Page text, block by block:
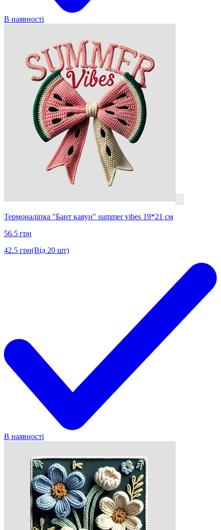
В наявності
Термоналіпка "Бант кавун" summer vibes 19*21 см
56.5 грн
42.5 грн(Від 20 шт)
В наявності